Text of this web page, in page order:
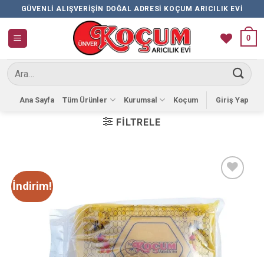
İçeriğe
atla
GÜVENLI ALIŞVERIŞIN DOĞAL ADRESI KOÇUM ARICILIK EVI
0
Ara:
Ana Sayfa Tüm Ürünler Kurumsal Koçum Giriş Yap
FILTRELE
İndirim!
Ekle